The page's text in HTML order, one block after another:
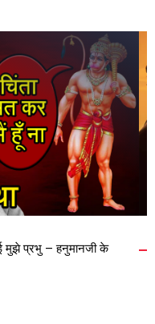
मुझे प्रभु – हनुमानजी के